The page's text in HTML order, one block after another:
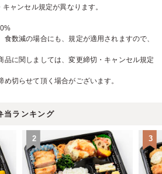
ャンセル規定が異なります。
数減の場合にも、規定が適用されますので、
に関しましては、変更締切・キャンセル規定
切らせて頂く場合がございます。
当ランキング
2 3